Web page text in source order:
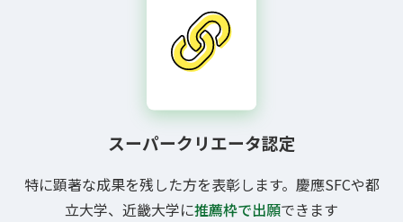
スーパークリエータ認定
特に顕著な成果を残した方を表彰します。慶應SFCや都
立大学、近畿大学に推薦枠で出願できます